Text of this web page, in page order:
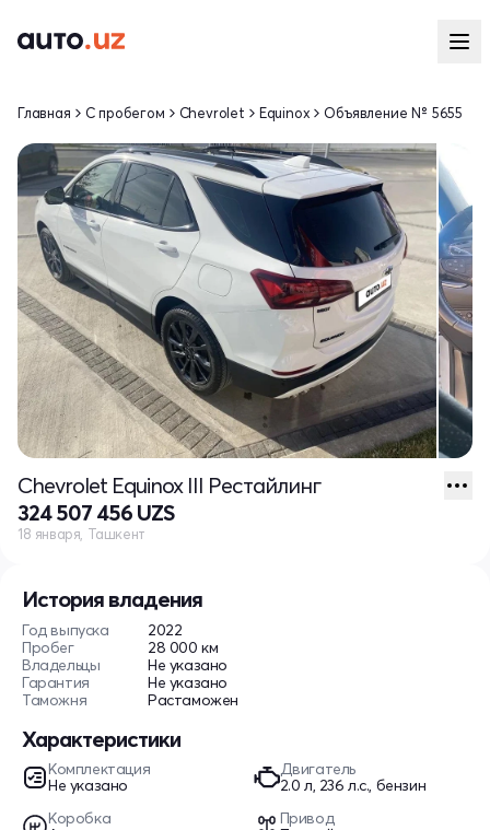
История владения
Год выпуска
2022
Пробег
28 000 км
Владельцы
Не указано
Гарантия
Не указано
Таможня
Растаможен
Характеристики
Комплектация
Не указано
Двигатель
2.0 л, 236 л.с., бензин
Коробка
Привод
Главная С пробегом Chevrolet Equinox Объявление № 5655
Chevrolet Equinox III Рестайлинг
324 507 456 UZS
18 января, Ташкент